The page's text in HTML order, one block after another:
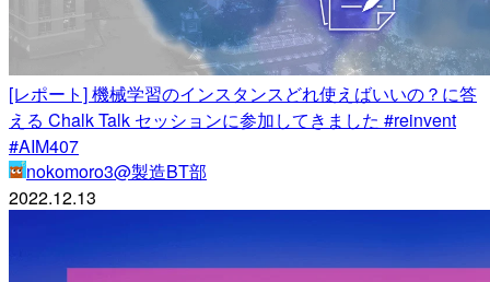
[レポート] 機械学習のインスタンスどれ使えばいいの？に答
える Chalk Talk セッションに参加してきました #reinvent
#AIM407
nokomoro3@製造BT部
2022.12.13